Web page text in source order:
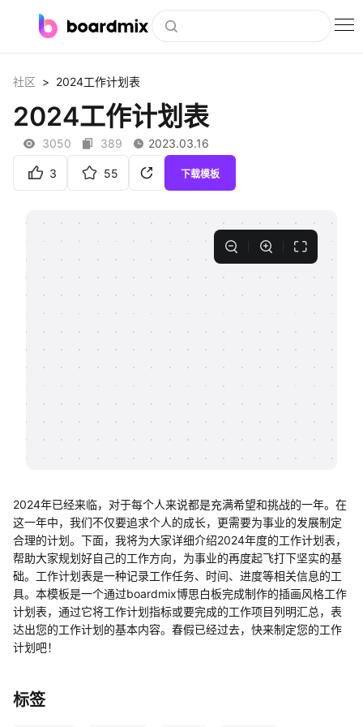
社区资源
下载
私有化部署
客户案例
帮助中心
社区 > 2024工作计划表
2024工作计划表
3050 389 2023.03.16
3 55 下载模板
2024年已经来临，对于每个人来说都是充满希望和挑战的一年。在
这一年中，我们不仅要追求个人的成长，更需要为事业的发展制定
合理的计划。下面，我将为大家详细介绍2024年度的工作计划表，
帮助大家规划好自己的工作方向，为事业的再度起飞打下坚实的基
础。工作计划表是一种记录工作任务、时间、进度等相关信息的工
具。本模板是一个通过boardmix博思白板完成制作的插画风格工作
计划表，通过它将工作计划指标或要完成的工作项目列明汇总，表
达出您的工作计划的基本内容。春假已经过去，快来制定您的工作
计划吧！
标签